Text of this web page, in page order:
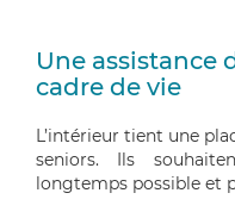
Une assistance
cadre de vie
L’intérieur tient une
seniors. Ils
longtemps possible et